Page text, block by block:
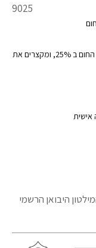
מק"ט
9025
צלעות חימום חדשניות בצורת U המשפרים את פיזור החום ב 25%, ומקצרים את
אישית
היבואן הרשמי